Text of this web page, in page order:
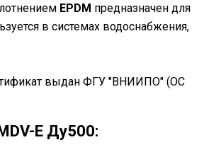
EPDM предназначен для
в системах водоснабжения,
выдан ФГУ "ВНИИПО" (ОС
E Ду500: